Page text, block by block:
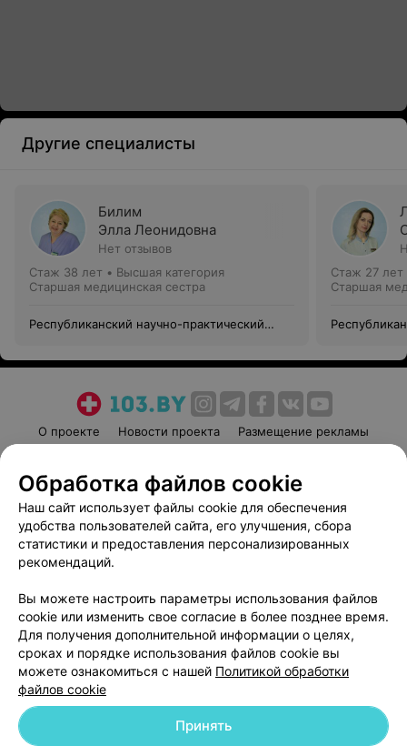
Другие специалисты
Билим
Элла Леонидовна
Нет отзывов
Стаж 38 лет • Высшая категория
Старшая медицинская сестра
Республиканский научно-практический
Стаж 27 лет
Старшая
О проекте Новости проекта
Размещение рекламы
Пользовательское соглашение
Способы оплаты
Вакансии
Партнеры
Написать руководителю 103.by
Обработка персональных данных
© 2026 ООО «Артокс Лаб», УНП 191700409 | 220012, Республика Беларусь,
Обработка файлов cookie
Наш сайт использует файлы cookie для обеспечения
удобства пользователей сайта, его улучшения, сбора
статистики и предоставления персонализированных
рекомендаций.
Вы можете настроить параметры использования файлов
cookie или изменить свое согласие в более позднее время.
Для получения дополнительной информации о целях,
сроках и порядке использования файлов cookie вы
можете ознакомиться с нашей Политикой обработки
файлов cookie
Принять